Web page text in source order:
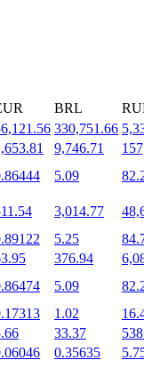
الرهان
BRL
330,751.66
9,746.71
5.09
3,014.77
5.25
376.94
5.09
1.02
33.37
0.35635